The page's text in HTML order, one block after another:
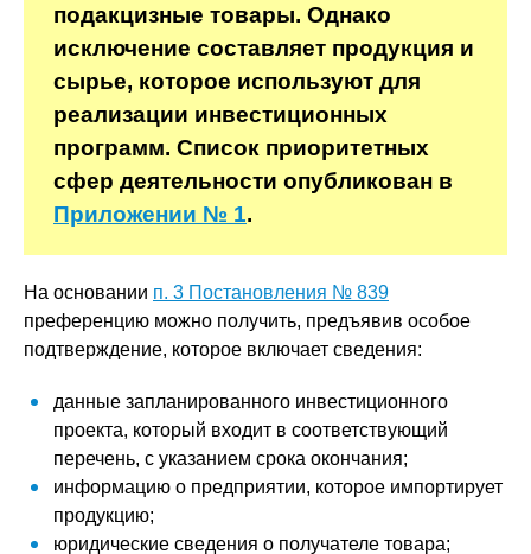
подакцизные товары. Однако
исключение составляет продукция и
сырье, которое используют для
реализации инвестиционных
программ. Список приоритетных
сфер деятельности опубликован в
Приложении № 1.
На основании п. 3 Постановления № 839
преференцию можно получить, предъявив особое
подтверждение, которое включает сведения:
данные запланированного инвестиционного
проекта, который входит в соответствующий
перечень, с указанием срока окончания;
информацию о предприятии, которое импортирует
продукцию;
юридические сведения о получателе товара;